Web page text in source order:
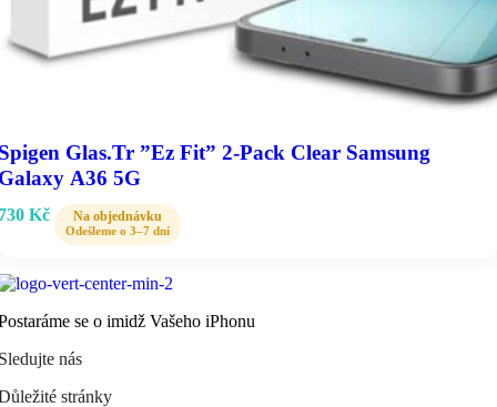
Glas.Tr ”Ez Fit” 2-Pack Clear Samsung
A36 5G
Kč
se o imidž Vašeho iPhonu
nás
stránky